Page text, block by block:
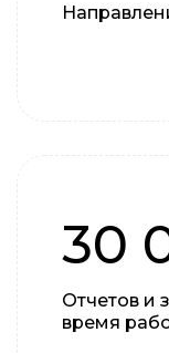
30
Отчетов и
время